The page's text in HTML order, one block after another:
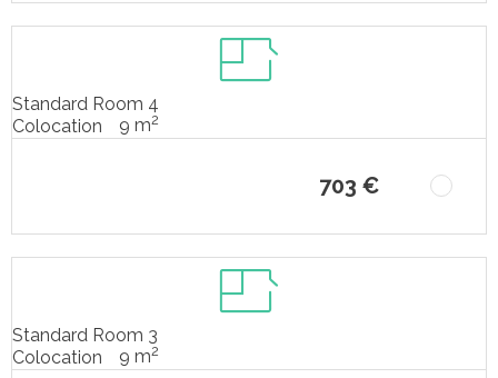
Standard Room 4
Colocation
9 m2
703 €
Standard Room 3
Colocation
9 m2